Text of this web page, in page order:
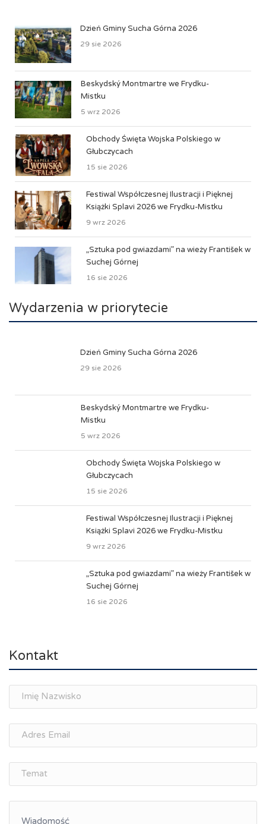
Dzień Gminy Sucha Górna 2026
29 sie 2026
Beskydský Montmartre we Frydku-
Mistku
5 wrz 2026
Obchody Święta Wojska Polskiego w
Głubczycach
15 sie 2026
Festiwal Współczesnej Ilustracji i Pięknej
Książki Splavi 2026 we Frydku-Mistku
9 wrz 2026
„Sztuka pod gwiazdami” na wieży František w
Suchej Górnej
16 sie 2026
Wydarzenia w priorytecie
Dzień Gminy Sucha Górna 2026
29 sie 2026
Beskydský Montmartre we Frydku-
Mistku
5 wrz 2026
Obchody Święta Wojska Polskiego w
Głubczycach
15 sie 2026
Festiwal Współczesnej Ilustracji i Pięknej
Książki Splavi 2026 we Frydku-Mistku
9 wrz 2026
„Sztuka pod gwiazdami” na wieży František w
Suchej Górnej
16 sie 2026
Kontakt